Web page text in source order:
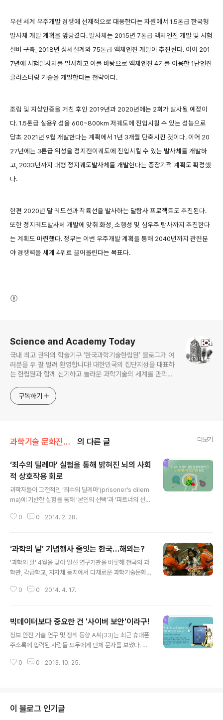
우선 세계 우주개발 경쟁에 선제적으로 대응한다는 차원에서 1.5톤급 한국형
발사체 개발 계획을 앞당겼다. 발사체는 2015년 7톤급 액체엔진 개발 및 시험
설비 구축, 2018년 상세설계와 75톤급 액체엔진 개발이 추진된다. 이어 201
7년에 시험발사체를 발사하고 이를 바탕으로 액체엔진 4기를 이용한 1단엔진
클러스터링 기술을 개발한다는 전략이다.
조립 및 지상인증을 거친 후인 2019년과 2020년에는 2회가 발사될 예정이
다. 1.5톤급 실용위성을 600~800km 저궤도에 진입시킬 수 있는 성능으로
당초 2021년 9월 개발한다는 계획에서 1년 3개월 단축시킨 것이다. 이어 20
27년에는 3톤급 위성을 정지전이궤도에 진입시킬 수 있는 발사체를 개발하
고, 2033년까지 대형 정지궤도발사체를 개발한다는 중장기적 계획도 확정했
다.
한편 2020년 달 궤도선과 착륙선을 발사하는 달탐사 프로젝트도 추진된다.
또한 정지궤도발사체 개발에 맞춰 화성, 소행성 및 심우주 탐사까지 추진한다
는 계획도 마련했다. 정부는 이번 우주개발 계획을 통해 2040년까지 관련분
야 경쟁력을 세계 4위로 끌어올린다는 목표다.
Science and Academy Today
국내 최고 권위의 학술기구 ‘한국과학기술한림원’ 블로그가 여
러분을 두 팔 벌려 환영합니다! 대한민국의 집단지성을 대표하
는 한림원과 함께 신기하고 놀라운 과학기술의 세계를 만끽하
구독하기
과학기술 문화진흥/과학기술 동향 의 다른 글 더보기
‘죄수의 딜레마’ 실험을 통해 밝혀진 뇌의 사회
적 상호작용 회로
과학자들이 고전적인 ‘죄수의 딜레마’(prisoner’s dilem
ma)에 기반한 실험을 통해 ‘본인의 선택’과 ‘파트너의 선택
성공했다는 소식이다. 두 마리의 원숭이가 컴퓨터 화면 앞
나의 기호를 고르면 주스를 똑같이 나눠 마시고, 다른 하나
를 고르면 대부분의 주스를 독차지할 수 있다. 그러나 이기
적으로 행동할 경우에는 위험이 도사리고 있다. 왜냐하면
때문이다. (상대방이 협동을 선택했을 때 본인이 이기적 선
0 0 2014. 2. 28.
‘과학의 날’ 기념행사 줄잇는 한국…해외는?
'과학의 달' 4월을 맞아 일선 연구기관을 비롯해 전국의 과
학관, 각급학교, 지자체 등지에서 다채로운 과학기술문화
부가 주관하는 제47회 과학의 날 기념 '대한민국 희망 기
한 과학기술 관련 기관 등에서도 자체 기념식을 열어 우수
어린이와 교사를 표창하고 과학경진대회와 체험 프로그램
등 다양한 부대 행사를 개최했다. 기업체와 인터넷서점들
나서 대중의 관심을 끌었다. 우리나라 최초의 과학의 날은
0 0 2014. 4. 17.
빅데이터보다 중요한 건 '사이버 보안'이라구!
정보 안전 기술 연구 및 정책 동향 A씨(33)는 최근 휴대폰
주소록에 입력된 사람들 모두에게 단체 문자를 보냈다. 좋
슨, “제 이름으로 돌잔치 안내문자가 간 것 절대 클릭하지
된 모든 휴대폰번호에 같은 문자가 모조리 발송됐다. 선량
한 시민이 피해자임과 동시에 본의 아니게 가해자가 되는
0 0 2013. 10. 25.
이 블로그 인기글